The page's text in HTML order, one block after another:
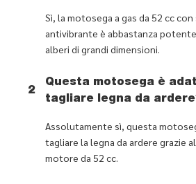
Sì, la motosega a gas da 52 cc con
antivibrante è abbastanza
alberi di grandi dimensioni.
2
Questa motosega è
tagliare legna da
Assolutamente sì, questa
tagliare la legna da ardere grazie
motore da 52 cc.